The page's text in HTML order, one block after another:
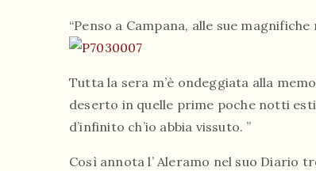
“Penso a Campana, alle sue
Tutta la sera m’è ondeggiata alla
deserto in quelle prime poche notti
d’infinito ch’io abbia vissuto. ”
Così annota l’ Aleramo nel suo Diario